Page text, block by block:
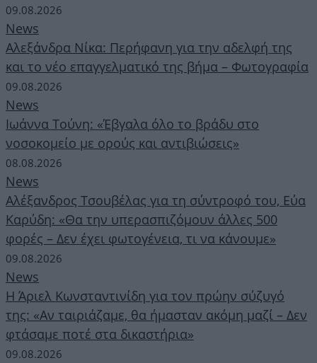
09.08.2026
News
Αλεξάνδρα Νίκα: Περήφανη για την αδελφή της
και το νέο επαγγελματικό της βήμα – Φωτογραφία
09.08.2026
News
Ιωάννα Τούνη: «Έβγαλα όλο το βράδυ στο
νοσοκομείο με ορούς και αντιβιώσεις»
08.08.2026
News
Αλέξανδρος Τσουβέλας για τη σύντροφό του, Εύα
Καρύδη: «Θα την υπερασπιζόμουν άλλες 500
φορές – Δεν έχει φωτογένεια, τι να κάνουμε»
09.08.2026
News
Η Άριελ Κωνσταντινίδη για τον πρώην σύζυγό
της: «Αν ταιριάζαμε, θα ήμασταν ακόμη μαζί – Δεν
φτάσαμε ποτέ στα δικαστήρια»
09.08.2026